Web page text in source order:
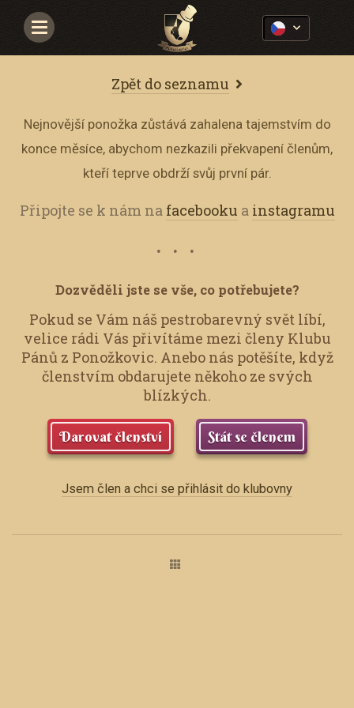
Navigace
Zpět do seznamu
Nejnovější ponožka zůstává zahalena tajemstvím do
konce měsíce, abychom nezkazili překvapení členům,
kteří teprve obdrží svůj první pár.
Připojte se k nám na facebooku a instagramu
Dozvěděli jste se vše, co potřebujete?
Pokud se Vám náš pestrobarevný svět líbí,
velice rádi Vás přivítáme mezi členy Klubu
Pánů z Ponožkovic. Anebo nás potěšíte, když
členstvím obdarujete někoho ze svých
blízkých.
Darovat členství Stát se členem
Jsem člen a chci se přihlásit do klubovny